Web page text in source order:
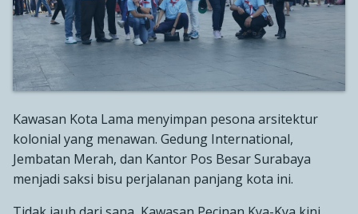
Kawasan Kota Lama menyimpan pesona arsitektur
kolonial yang menawan. Gedung International,
Jembatan Merah, dan Kantor Pos Besar Surabaya
menjadi saksi bisu perjalanan panjang kota ini.